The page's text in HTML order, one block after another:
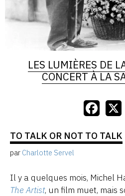
LES LUMIÈRES DE
CONCERT À LA
TO TALK OR NOT TO TALK
par Charlotte Servel
Il y a quelques mois, Michel
The Artist, un film muet, mais